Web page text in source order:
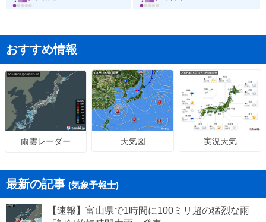
おすすめ情報
雨雲レーダー 天気図 実況天気
最新の記事 (気象予報士)
【速報】富山県で1時間に100ミリ超の猛烈な雨